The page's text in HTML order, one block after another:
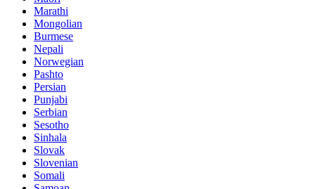
Marathi
Mongolian
Burmese
Nepali
Norwegian
Pashto
Persian
Punjabi
Serbian
Sesotho
Sinhala
Slovak
Slovenian
Somali